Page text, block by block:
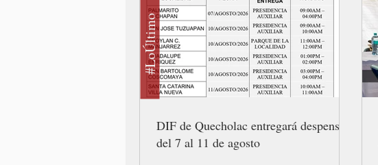
DIF de Quecholac entregará despensas
del 7 al 11 de agosto
#LoÚltimo